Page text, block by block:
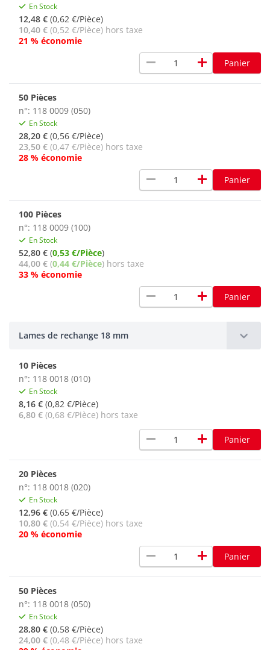
En Stock
12,48 € (0,62 €/Pièce)
10,40 € (0,52 €/Pièce) hors taxe
21 % économie
remove add Panier
50 Pièces
n°: 118 0009 (050)
En Stock
28,20 € (0,56 €/Pièce)
23,50 € (0,47 €/Pièce) hors taxe
28 % économie
remove add Panier
100 Pièces
n°: 118 0009 (100)
En Stock
52,80 € (0,53 €/Pièce)
44,00 € (0,44 €/Pièce) hors taxe
33 % économie
remove add Panier
Lames de rechange 18 mm
10 Pièces
n°: 118 0018 (010)
En Stock
8,16 € (0,82 €/Pièce)
6,80 € (0,68 €/Pièce) hors taxe
remove add Panier
20 Pièces
n°: 118 0018 (020)
En Stock
12,96 € (0,65 €/Pièce)
10,80 € (0,54 €/Pièce) hors taxe
20 % économie
remove add Panier
50 Pièces
n°: 118 0018 (050)
En Stock
28,80 € (0,58 €/Pièce)
24,00 € (0,48 €/Pièce) hors taxe